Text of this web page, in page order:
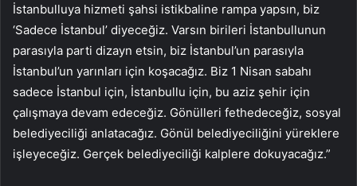
İstanbulluya hizmeti şahsi istikbaline rampa yapsın, biz
‘Sadece İstanbul’ diyeceğiz. Varsın birileri İstanbullunun
parasıyla parti dizayn etsin, biz İstanbul’un parasıyla
İstanbul’un yarınları için koşacağız. Biz 1 Nisan sabahı
sadece İstanbul için, İstanbullu için, bu aziz şehir için
çalışmaya devam edeceğiz. Gönülleri fethedeceğiz, sosyal
belediyeciliği anlatacağız. Gönül belediyeciliğini yüreklere
işleyeceğiz. Gerçek belediyeciliği kalplere dokuyacağız.”